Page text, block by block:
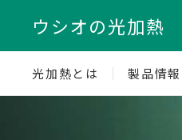
ウシオの光加熱
光加熱とは 製品情報